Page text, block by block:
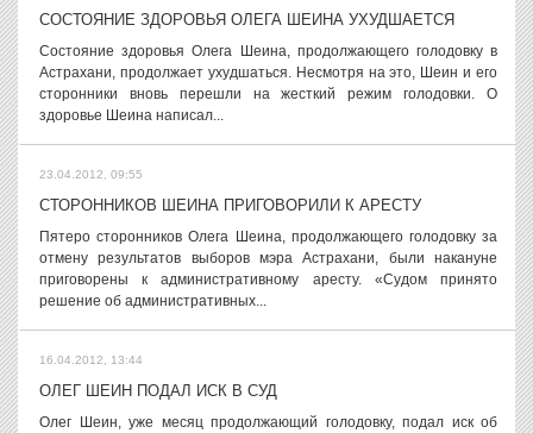
СОСТОЯНИЕ ЗДОРОВЬЯ ОЛЕГА ШЕИНА УХУДШАЕТСЯ
Состояние здоровья Олега Шеина, продолжающего голодовку в
Астрахани, продолжает ухудшаться. Несмотря на это, Шеин и его
сторонники вновь перешли на жесткий режим голодовки. О
здоровье Шеина написал...
23.04.2012, 09:55
СТОРОННИКОВ ШЕИНА ПРИГОВОРИЛИ К АРЕСТУ
Пятеро сторонников Олега Шеина, продолжающего голодовку за
отмену результатов выборов мэра Астрахани, были накануне
приговорены к административному аресту. «Судом принято
решение об административных...
16.04.2012, 13:44
ОЛЕГ ШЕИН ПОДАЛ ИСК В СУД
Олег Шеин, уже месяц продолжающий голодовку, подал иск об